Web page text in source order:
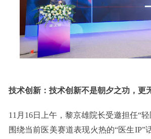
技术创新：技术创新不是朝夕之功，更
11月16日上午，黎京雄院长受邀担任“轻
围绕当前医美赛道表现火热的“医生IP”